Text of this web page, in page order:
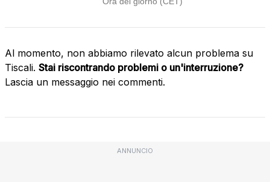
Al momento, non abbiamo rilevato alcun problema su
Tiscali. Stai riscontrando problemi o un'interruzione?
Lascia un messaggio nei commenti.
ANNUNCIO